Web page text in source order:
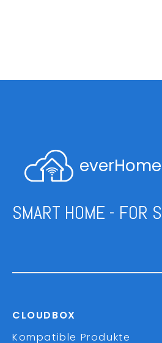
everHome
SMART HOME - FOR
CLOUDBOX
Kompatible Produkte